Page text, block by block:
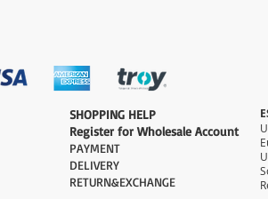
​SHOPPING HELP
Register for Wholesale Account
PAYMENT​
DELIVERY
RETURN&EXCHANGE